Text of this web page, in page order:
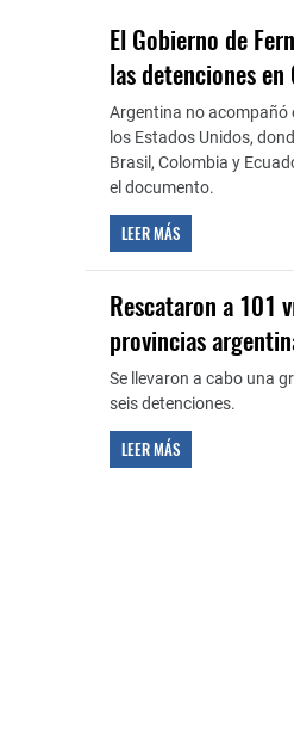
El Gobierno de
las detenciones en
Argentina no acompañó
los Estados Unidos,
Brasil, Colombia y
el documento.
LEER MÁS
Rescataron a 101
provincias
Se llevaron a cabo una
seis detenciones.
LEER MÁS